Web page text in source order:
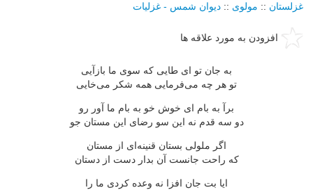
غزلستان :: مولوی :: دیوان شمس - غزلیات
افزودن به مورد علاقه ها
به جان تو ای طایی كه سوی ما بازآیی
تو هر چه می‌فرمایی همه شكر می‌خایی
برآ به بام ای خوش خو به بام ما آور رو
دو سه قدم نه این سو رضای این مستان جو
اگر ملولی بستان قنینه‌ای از مستان
كه راحت جانست آن بدار دست از دستان
ایا بت جان افزا نه وعده كردی ما را